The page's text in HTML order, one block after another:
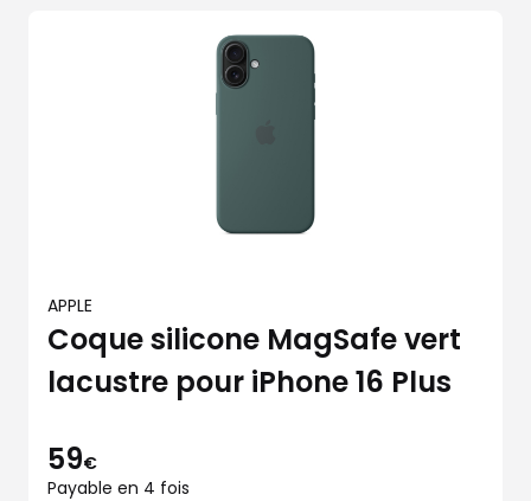
APPLE
Coque silicone MagSafe vert
lacustre pour iPhone 16 Plus
59€
Payable en 4 fois